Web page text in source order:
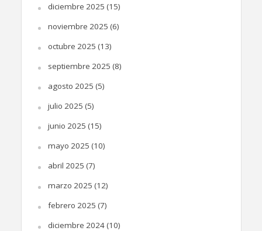
diciembre 2025 (15)
noviembre 2025 (6)
octubre 2025 (13)
septiembre 2025 (8)
agosto 2025 (5)
julio 2025 (5)
junio 2025 (15)
mayo 2025 (10)
abril 2025 (7)
marzo 2025 (12)
febrero 2025 (7)
diciembre 2024(10)